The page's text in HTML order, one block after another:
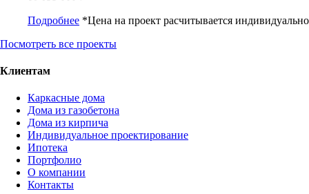
Подробнее *Цена на проект расчитывается индивидуально
Посмотреть все проекты
Клиентам
Каркасные дома
Дома из газобетона
Дома из кирпича
Индивидуальное проектирование
Ипотека
Портфолио
О компании
Контакты